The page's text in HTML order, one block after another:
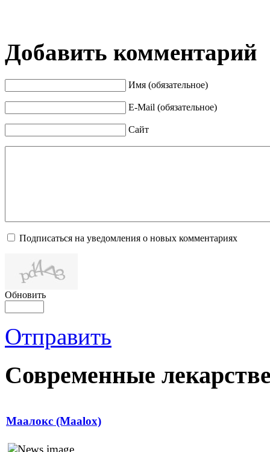
Добавить комментарий
Имя (обязательное)
E-Mail (обязательное)
Сайт
Подписаться на уведомления о новых комментариях
Обновить
Отправить
Современные
Маалокс (Maalox)